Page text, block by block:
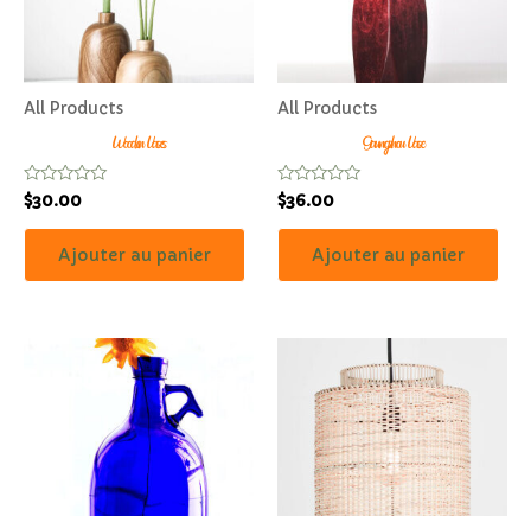
All Products
Wooden Vases
Note
0
sur
$30.00
Ajouter au panier
All Products
Gaungzhou Vase
Note
0
sur
$36.00
Ajouter au panier